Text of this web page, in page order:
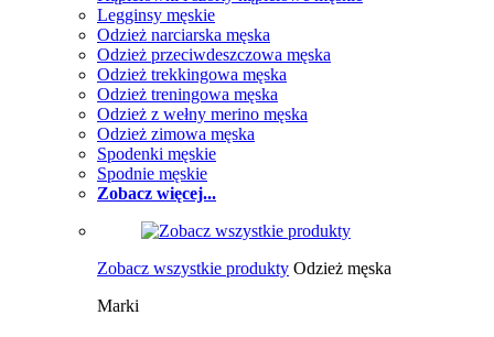
Legginsy męskie
Odzież narciarska męska
Odzież przeciwdeszczowa męska
Odzież trekkingowa męska
Odzież treningowa męska
Odzież z wełny merino męska
Odzież zimowa męska
Spodenki męskie
Spodnie męskie
Zobacz więcej...
Zobacz wszystkie produkty Odzież męska
Marki